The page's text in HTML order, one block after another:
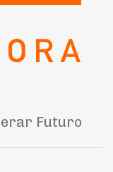
Futuro